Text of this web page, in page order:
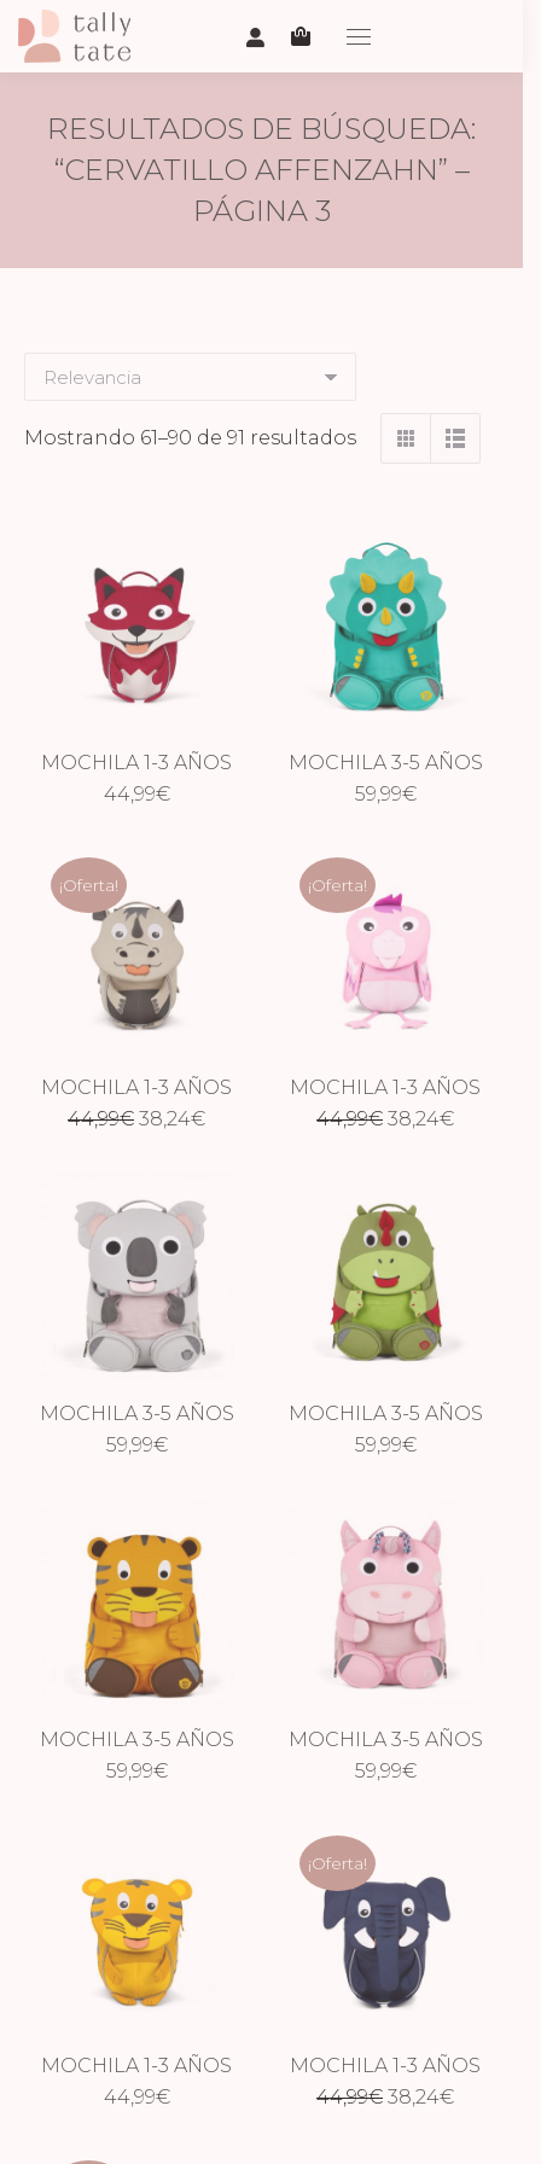
RESULTADOS DE BÚSQUEDA:
“CERVATILLO AFFENZAHN” –
PÁGINA 3
Mostrando 61–90 de 91 resultadosOrdenado
últimos
MOCHILA 1-3 AÑOS
ZORRO
44,99€
MOCHILA 3-5 AÑOS
DINOSAURIO
59,99€
¡Oferta!
MOCHILA 1-3 AÑOS
RINOCERONTE
44,99€ El
era:
44,99€.
38,24€El
es:
¡Oferta!
MOCHILA 1-3 AÑOS
FLAMENCO
44,99€ El
era:
44,99€.
38,24€El
MOCHILA 3-5 AÑOS
KOALA
59,99€
MOCHILA 3-5 AÑOS
DRAGÓN
59,99€
MOCHILA 3-5 AÑOS
TIGRE
59,99€
MOCHILA 3-5 AÑOS
UNICORNIO
59,99€
MOCHILA 1-3 AÑOS
TIGRE
44,99€
¡Oferta!
MOCHILA 1-3 AÑOS
ELEFANTE
44,99€ El
38,24€El